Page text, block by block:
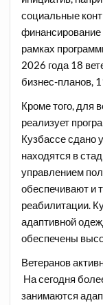
социальные
финансирование
рамках
2026 года 18
бизнес-планов,
Кроме того, для
реализует
Кузбассе сдано
находятся в
управлением
обеспечивают и
реабилитации.
адаптивной
обеспечены
Ветеранов
На сегодня
занимаются